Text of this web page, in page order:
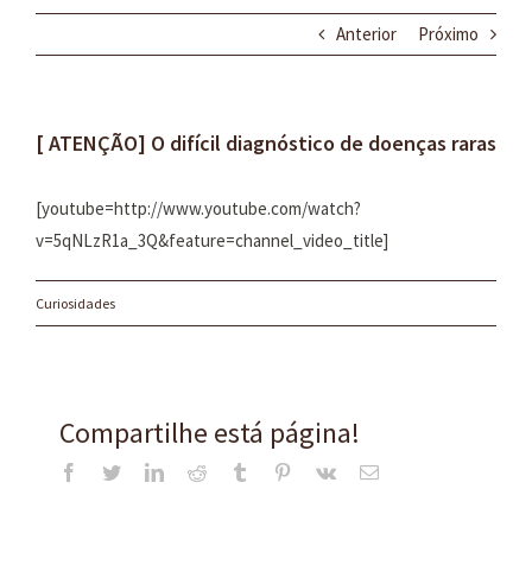
Anterior Próximo
[ ATENÇÃO] O difícil diagnóstico de doenças raras
[youtube=http://www.youtube.com/watch?
v=5qNLzR1a_3Q&feature=channel_video_title]
Curiosidades
Compartilhe está página!
Facebook
TwitterLinkedInReddit Tumblr Pinterest
Vk
E-